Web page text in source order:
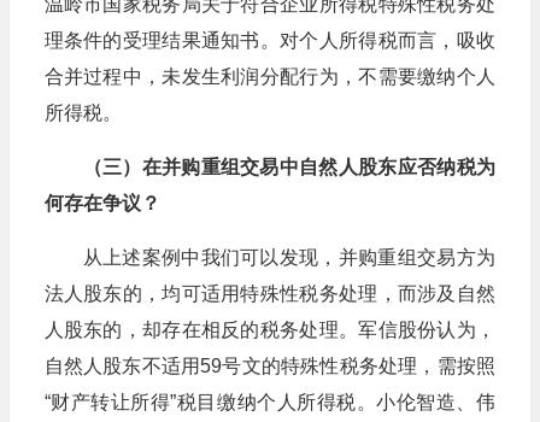
温岭市国家税务局关于符合企业所得税特殊性税务处
理条件的受理结果通知书。对个人所得税而言，吸收
合并过程中，未发生利润分配行为，不需要缴纳个人
所得税。
（三）在并购重组交易中自然人股东应否纳税为
何存在争议？
从上述案例中我们可以发现，并购重组交易方为
法人股东的，均可适用特殊性税务处理，而涉及自然
人股东的，却存在相反的税务处理。军信股份认为，
自然人股东不适用59号文的特殊性税务处理，需按照
“财产转让所得”税目缴纳个人所得税。小伦智造、伟